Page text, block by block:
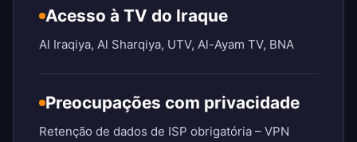
Acesso à TV do Iraque
Al Iraqiya, Al Sharqiya, UTV, Al-Ayam TV, BNA
Preocupações com privacidade
Retenção de dados de ISP obrigatória – VPN